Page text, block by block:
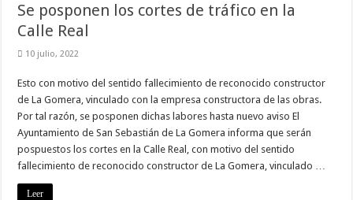
Se posponen los cortes de tráfico en la
Calle Real
10 julio, 2022
Esto con motivo del sentido fallecimiento de reconocido constructor
de La Gomera, vinculado con la empresa constructora de las obras.
Por tal razón, se posponen dichas labores hasta nuevo aviso El
Ayuntamiento de San Sebastián de La Gomera informa que serán
pospuestos los cortes en la Calle Real, con motivo del sentido
fallecimiento de reconocido constructor de La Gomera, vinculado …
Leer
nuestro sitio,
aumentas la
posibilidad de
ver contenido y